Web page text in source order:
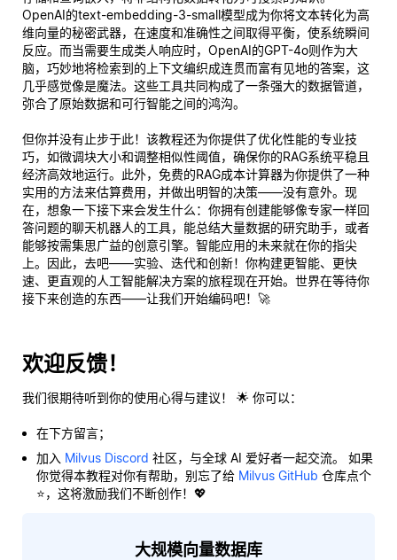
OpenAI的text-embedding-3-small模型成为你将文本转化为高
维向量的秘密武器，在速度和准确性之间取得平衡，使系统瞬间
反应。而当需要生成类人响应时，OpenAI的GPT-4o则作为大
脑，巧妙地将检索到的上下文编织成连贯而富有见地的答案，这
几乎感觉像是魔法。这些工具共同构成了一条强大的数据管道，
弥合了原始数据和可行智能之间的鸿沟。
但你并没有止步于此！该教程还为你提供了优化性能的专业技
巧，如微调块大小和调整相似性阈值，确保你的RAG系统平稳且
经济高效地运行。此外，免费的RAG成本计算器为你提供了一种
实用的方法来估算费用，并做出明智的决策——没有意外。现
在，想象一下接下来会发生什么：你拥有创建能够像专家一样回
答问题的聊天机器人的工具，能总结大量数据的研究助手，或者
能够按需集思广益的创意引擎。智能应用的未来就在你的指尖
上。因此，去吧——实验、迭代和创新！你构建更智能、更快
速、更直观的人工智能解决方案的旅程现在开始。世界在等待你
接下来创造的东西——让我们开始编码吧！🚀
欢迎反馈！
我们很期待听到你的使用心得与建议！ 🌟 你可以：
在下方留言；
加入 Milvus Discord 社区，与全球 AI 爱好者一起交流。 如果
你觉得本教程对你有帮助，别忘了给 Milvus GitHub 仓库点个
⭐，这将激励我们不断创作！💖
大规模向量数据库